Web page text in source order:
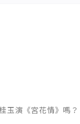
玉演《宮花情》嗎？